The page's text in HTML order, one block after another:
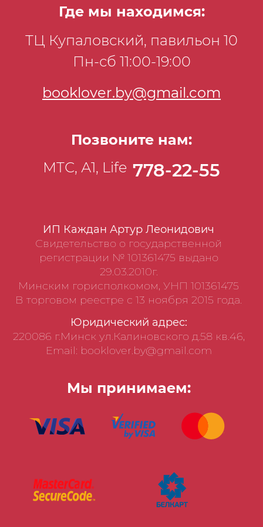
вы найдете внутри. Кому будет полезна
кибербезопасности и руководителям
компаний, которые хотят лучше
эффективные решения по развитию
ИП Каждан Артур Леонидович
Свидетельство о государственной
регистрации № 101361475 выдано
29.03.2010г.
Минским горисполкомом, УНП 101361475
В торговом реестре с 13 ноября 2015 года.
Юридический адрес:
220086 г.Минск ул.Калиновского д.58 кв.46,
Email: booklover.by@gmail.com
Мы принимаем:
Где мы находимся:
ТЦ Купаловский, павильон 10
Пн-сб 11:00-19:00
booklover.by@gmail.com
Позвоните нам:
МТС, А1, Life 778-22-55